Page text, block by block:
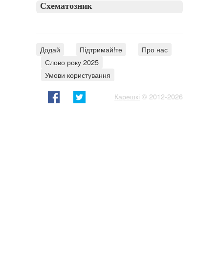
Схематозник
Додай Підтримай!те
Про нас
Слово року 2025
Умови користування
Карешкі © 2012-2026